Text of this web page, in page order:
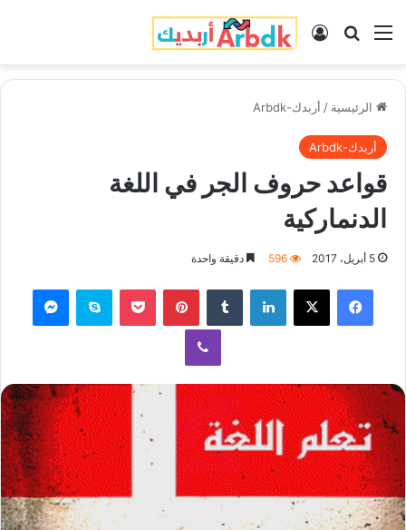
القائمة بحث عنتسجيل الدخول
الرئيسية / أربدك-Arbdk
أربدك-Arbdk
قواعد حروف الجر في اللغة
الدنماركية
5 أبريل، 2017 596 دقيقة واحدة
فيسبوك لينكدإن بينتيريست سكايب
ڤايبر